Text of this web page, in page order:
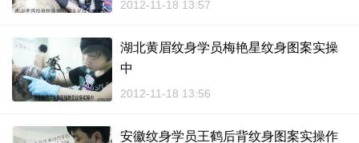
2012-11-18 13:57
湖北黄眉纹身学员梅艳星纹身图案实操
中
2012-11-18 13:56
安徽纹身学员王鹤后背纹身图案实操作